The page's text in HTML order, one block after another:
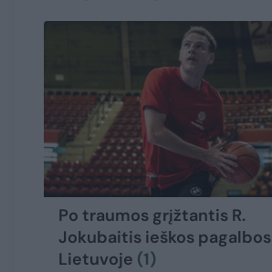
Po traumos grįžtantis R.
Jokubaitis ieškos pagalbos
Lietuvoje (1)